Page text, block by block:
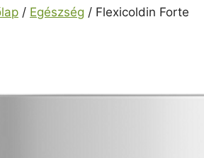
/ Egészség / Flexicoldin Forte